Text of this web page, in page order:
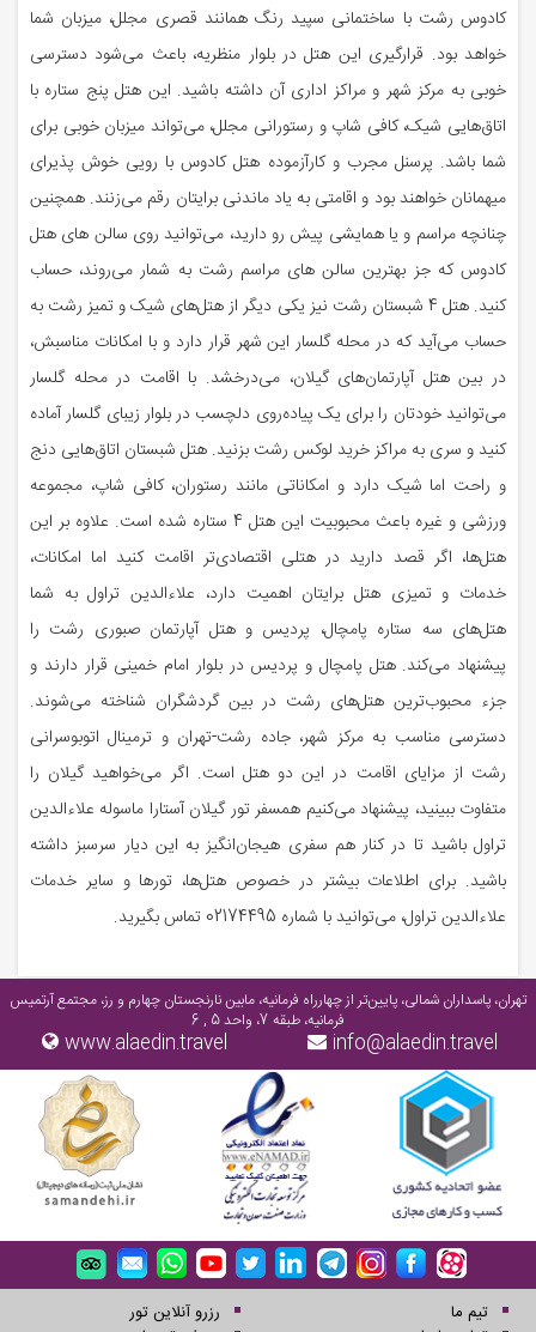
کادوس رشت با ساختمانی سپید رنگ همانند قصری مجلل، میزبان شما
خواهد بود. قرارگیری این هتل در بلوار منظریه، باعث می‌شود دسترسی
خوبی به مرکز شهر و مراکز اداری آن داشته باشید. این هتل پنج ستاره با
اتاق‌هایی شیک، کافی شاپ و رستورانی مجلل، می‌تواند میزبان خوبی برای
شما باشد. پرسنل مجرب و کارآزموده هتل کادوس با رویی خوش پذیرای
میهمانان خواهند بود و اقامتی به یاد ماندنی برایتان رقم می‌زنند. همچنین
چنانچه مراسم و یا همایشی پیش رو دارید، می‌توانید روی سالن های هتل
کادوس که جز بهترین سالن های مراسم رشت به شمار می‌روند، حساب
کنید. هتل 4 شبستان رشت نیز یکی دیگر از هتل‌های شیک و تمیز رشت به
حساب می‌آید که در محله گلسار این شهر قرار دارد و با امکانات مناسبش،
در بین هتل آپارتمان‌های گیلان، می‌درخشد. با اقامت در محله گلسار
می‌توانید خودتان را برای یک پیاده‌روی دلچسب در بلوار زیبای گلسار آماده
کنید و سری به مراکز خرید لوکس رشت بزنید. هتل شبستان اتاق‌هایی دنج
و راحت اما شیک دارد و امکاناتی مانند رستوران، کافی شاپ، مجموعه
ورزشی و غیره باعث محبوبیت این هتل 4 ستاره شده است. علاوه بر این
هتل‌ها، اگر قصد دارید در هتلی اقتصادی‌تر اقامت کنید اما امکانات،
خدمات و تمیزی هتل برایتان اهمیت دارد، علاءالدین تراول به شما
هتل‌های سه ستاره پامچال، پردیس و هتل آپارتمان صبوری رشت را
پیشنهاد می‌کند. هتل پامچال و پردیس در بلوار امام خمینی قرار دارند و
جزء محبوب‌ترین هتل‌های رشت در بین گردشگران شناخته می‌شوند.
دسترسی مناسب به مرکز شهر، جاده رشت-تهران و ترمینال اتوبوسرانی
رشت از مزایای اقامت در این دو هتل است. اگر می‌خواهید گیلان را
متفاوت ببینید، پیشنهاد می‌کنیم همسفر تور گیلان آستارا ماسوله علاءالدین
تراول باشید تا در کنار هم سفری هیجان‌انگیز به این دیار سرسبز داشته
باشید. برای اطلاعات بیشتر در خصوص هتل‌ها، تورها و سایر خدمات
علاءالدین تراول، می‌توانید با شماره 02174495 تماس بگیرید.
تهران، پاسداران شمالی، پایین‌تر از چهارراه فرمانیه، مابین نارنجستان چهارم و رز، مجتمع آرتمیس
فرمانیه، طبقه 7، واحد 5 , 6
info@alaedin.travel
www.alaedin.travel
تیم ما
رزرو آنلاین تور